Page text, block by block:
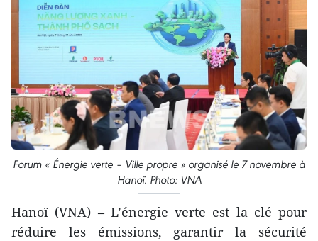
Forum « Énergie verte – Ville propre » organisé le 7 novembre à
Hanoï. Photo: VNA
Hanoï (VNA) – L’énergie verte est la clé pour
réduire les émissions, garantir la sécurité